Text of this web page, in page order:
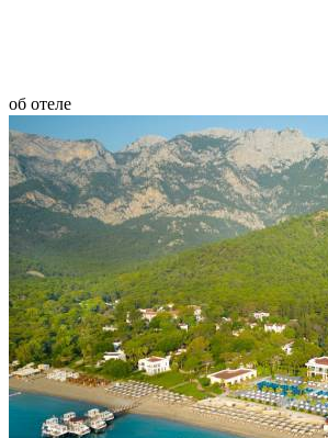
об отеле